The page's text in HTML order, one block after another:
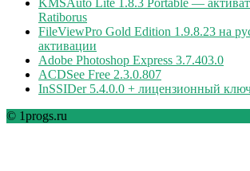
KMSAuto Lite 1.8.3 Portable —
Ratiborus
FileViewPro Gold Edition 1.9.8.23 на
активации
Adobe Photoshop Express 3.7.403.0
ACDSee Free 2.3.0.807
InSSIDer 5.4.0.0 + лицензионный
© 1progs.ru